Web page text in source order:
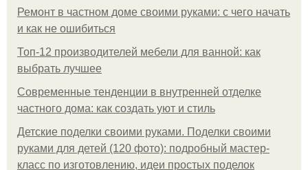
Ремонт в частном доме своими руками: с чего начать
и как не ошибиться
Топ-12 производителей мебели для ванной: как
выбрать лучшее
Современные тенденции в внутренней отделке
частного дома: как создать уют и стиль
Детские поделки своими руками. Поделки своими
руками для детей (120 фото): подробный мастер-
класс по изготовлению, идеи простых поделок